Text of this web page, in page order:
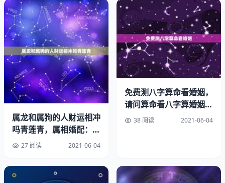
年出生的属牛人，他们在47岁的时候，婚姻会变得特别不
顺利。本来他们的家庭也是特别和睦的，但是因为各方面的
压力，会给他们的家庭也带来特别大的矛盾，和很多的争
吵。让两个人之间出现很多裂痕，所以他们的婚姻也面临着
破裂的可能，这个对他们的打击也很大。73年属牛二次婚
姻在几岁。
在73年出生的属牛人，性格非常坚韧，在工作上面会比较
属龙和属狗的人财运相冲
吗青莲青，属相婚配：男
属龙和女属狗相配吗
27 阅读 2021-06-04
免费测八字算命看婚姻，
请问算命看八字算婚姻感
情准不准？
38 阅读 2021-06-04